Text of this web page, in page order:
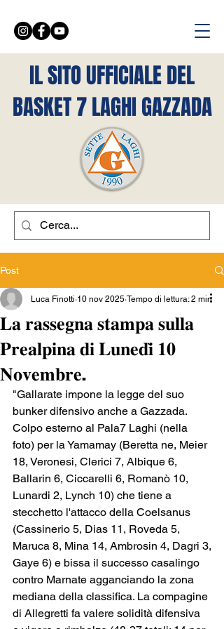
IL SITO UFFICIALE DEL
BASKET 7 LAGHI GAZZADA
Post
𝐋𝐚 𝐫𝐚𝐬𝐬𝐞𝐠𝐧𝐚 𝐬𝐭𝐚𝐦𝐩𝐚 𝐬𝐮𝐥𝐥𝐚
𝐏𝐫𝐞𝐚𝐥𝐩𝐢𝐧𝐚 𝐝𝐢 𝐋𝐮𝐧𝐞𝐝𝐢̀ 𝟏𝟎
𝐍𝐨𝐯𝐞𝐦𝐛𝐫𝐞.
Luca Finotti 10 nov 2025 Tempo di lettura: 2 min
"Gallarate impone la legge del suo
bunker difensivo anche a Gazzada.
Colpo esterno al Pala7 Laghi (nella
foto) per la Yamamay (Beretta ne, Meier
18, Veronesi, Clerici 7, Albique 6,
Ballarin 6, Ciccarelli 6, Romanò 10,
Lunardi 2, Lynch 10) che tiene a
stecchetto l'attacco della Coelsanus
(Cassinerio 5, Dias 11, Roveda 5,
Maruca 8, Mina 14, Ambrosin 4, Dagri 3,
Gaye 6) e bissa il successo casalingo
contro Marnate agganciando la zona
mediana della classifica. La compagine
di Allegretti fa valere solidità difensiva